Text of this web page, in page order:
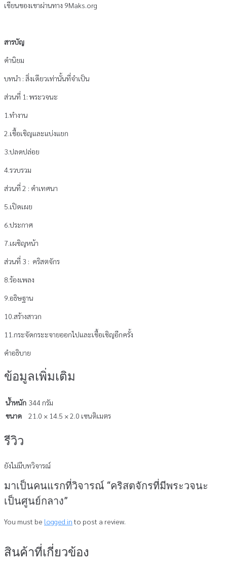
เขียนของเขาผ่านทาง 9Maks.org
สารบัญ
คำนิยม
บทนำ : สิ่งเดียวเท่านั้นที่จำเป็น
ส่วนที่ 1: พระวจนะ
1.ทำงาน
2.เชื้อเชิญและแบ่งแยก
3.ปลดปล่อย
4.รวบรวม
ส่วนที่ 2 : คำเทศนา
5.เปิดเผย
6.ประกาศ
7.เผชิญหน้า
ส่วนที่ 3 : คริสตจักร
8.ร้องเพลง
9.อธิษฐาน
10.สร้างสาวก
11.กระจัดกระะจายออกไปและเชื้อเชิญอีกครั้ง
คำอธิบาย
ข้อมูลเพิ่มเติม
น้ำหนัก 344 กรัม
ขนาด
21.0 × 14.5 × 2.0 เซนติเมตร
รีวิว
ยังไม่มีบทวิจารณ์
มาเป็นคนแรกที่วิจารณ์ “คริสตจักรที่มีพระวจนะ
เป็นศูนย์กลาง”
You must be logged into post a review.
สินค้าที่เกี่ยวข้อง